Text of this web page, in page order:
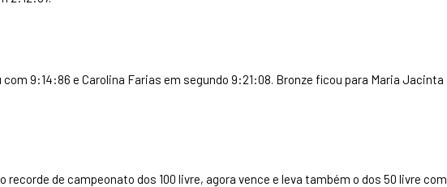
9:14:86 e Carolina Farias em segundo 9:21:08. Bronze ficou para Maria Jacinta
recorde de campeonato dos 100 livre, agora vence e leva também o dos 50 livre com